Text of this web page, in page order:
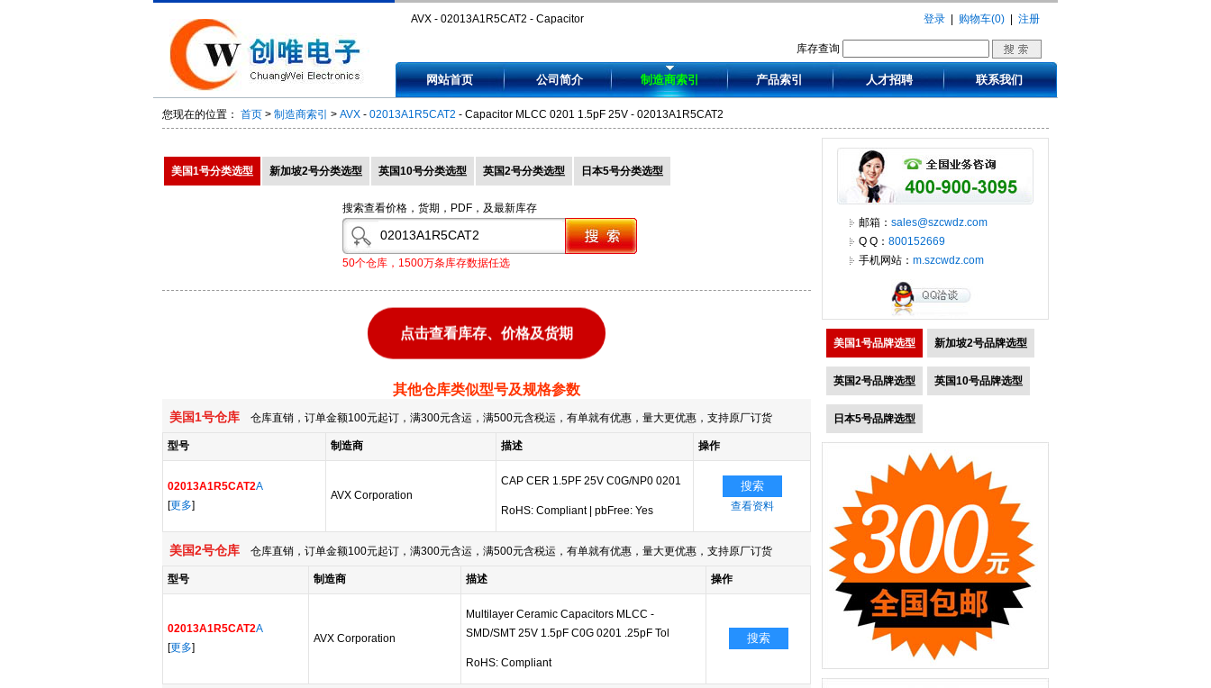
AVX - 02013A1R5CAT2 - Capacitor
02013A1R5CAT2
登录 购物车(0) 注册
库存查询
网站首页 公司简介 制造商索引 产品索引 人才招聘 联系我们
您现在的位置： 首页 > 制造商索引 > AVX - 02013A1R5CAT2 - Capacitor MLCC 0201 1.5pF 25V - 02013A1R5CAT2
美国1号分类选型 新加坡2号分类选型 英国10号分类选型 英国2号分类选型 日本5号分类选型
搜索查看价格，货期，PDF，及最新库存
50个仓库，1500万条库存数据任选
点击查看库存、价格及货期
其他仓库类似型号及规格参数
美国1号仓库 仓库直销，订单金额100元起订，满300元含运，满500元含税运，有单就有优惠，量大更优惠，支持原厂订货
型号 制造商 描述 操作
02013A1R5CAT2A
[更多]
AVX Corporation
CAP CER 1.5PF 25V C0G/NP0 0201
RoHS: Compliant pbFree: Yes
搜索
查看资料
美国2号仓库 仓库直销，订单金额100元起订，满300元含运，满500元含税运，有单就有优惠，量大更优惠，支持原厂订货
型号 制造商 描述 操作
02013A1R5CAT2A
[更多]
AVX Corporation
Multilayer Ceramic Capacitors MLCC -
SMD/SMT 25V 1.5pF C0G 0201 .25pF Tol
RoHS: Compliant
搜索
邮箱： sales@szcwdz.com
Q Q： 800152669
手机网站： m.szcwdz.com
美国1号品牌选型 新加坡2号品牌选型
英国2号品牌选型 英国10号品牌选型
日本5号品牌选型